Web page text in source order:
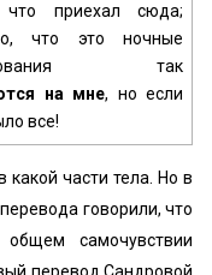
что приехал сюда;
что это ночные
так
на мне, но если
все!
части тела. Но в
говорили, что
общем самочувствии